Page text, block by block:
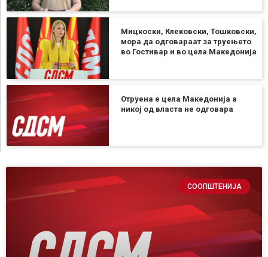
Мицкоски, Клековски, Тошковски,
мора да одговараат за труењето
во Гостивар и во цела Македонија
Отруена е цела Македонија а
никој од власта не одговара
СООПШТЕНИЈА